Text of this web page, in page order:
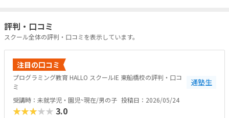
評判・口コミ
スクール全体の評判・口コミを表示しています。
注目の口コミ
プログラミング教育 HALLO スクールIE 東船橋校の評判・口コ
ミ
通塾生
受講時：未就学児・園児~現在/男の子 投稿日：2026/05/24
★★★★★ 3.0